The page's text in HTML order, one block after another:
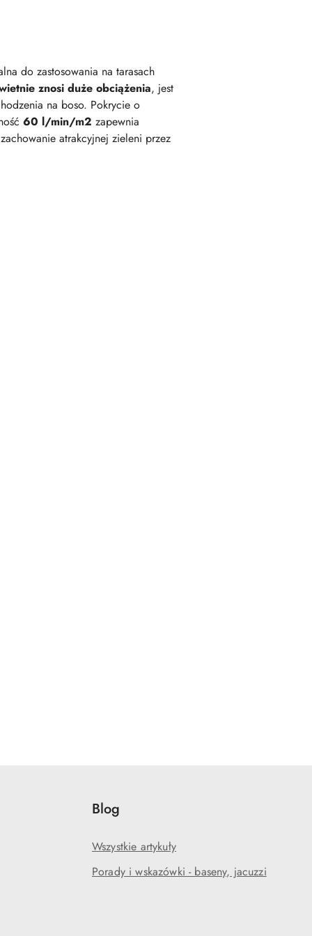
do zastosowania na tarasach
znosi duże obciążenia, jest
na boso. Pokrycie o
60 l/min/m2 zapewnia
atrakcyjnej zieleni przez
Blog
Wszystkie artykuły
Porady i wskazówki - baseny, jacuzzi